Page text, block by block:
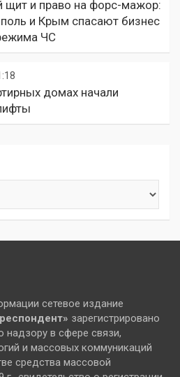
щит и право на форс-мажор:
и Крым спасают бизнес
ЧС
домах начали
сетевое издание
зарегистрировано
в сфере связи,
и массовых коммуникаций
средства массовой